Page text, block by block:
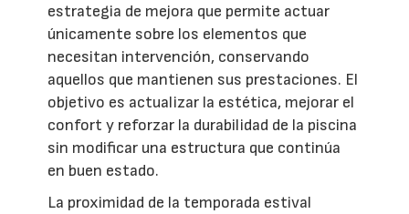
estrategia de mejora que permite actuar
únicamente sobre los elementos que
necesitan intervención, conservando
aquellos que mantienen sus prestaciones. El
objetivo es actualizar la estética, mejorar el
confort y reforzar la durabilidad de la piscina
sin modificar una estructura que continúa
en buen estado.
La proximidad de la temporada estival